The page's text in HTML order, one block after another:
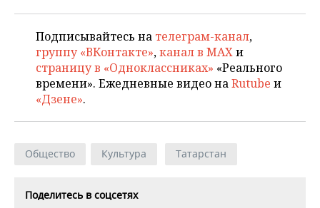
КИБЕРСПОРТ
ФИГУРНОЕ КАТАНИЕ
ВОДНЫЕ ВИДЫ СПОРТА
ХОККЕЙ С МЯЧОМ
КУЛЬТУРА
МЕДИЦИНА
ОБРАЗОВАНИЕ
ПРОИСШЕСТВИЯ
СПИСОК КОМПАНИЙ
Подписывайтесь на телеграм-канал,
группу «ВКонтакте»,канал в MAXи
страницу в «Одноклассниках» «Реального
времени». Ежедневные видео наRutube и
«Дзене».
Общество Культура Татарстан
Поделитесь в соцсетях